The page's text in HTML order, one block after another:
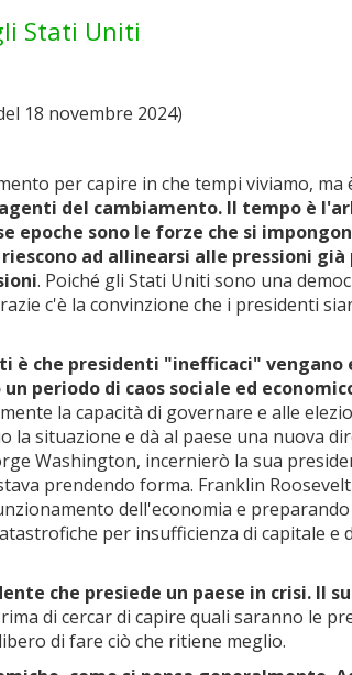
Stati Uniti
18 novembre 2024)
per capire in che tempi viviamo, ma
del cambiamento. Il tempo è
epoche sono le forze che si
ad allinearsi alle pressioni già
. Poiché gli Stati Uniti sono una
c'è la convinzione che i presidenti
è che presidenti "inefficaci"
periodo di caos sociale ed
la capacità di governare e alle
situazione e dà al paese una nuova
Washington, incernierò la sua
prendendo forma. Franklin
dell'economia e preparando
per insufficienza di capitale e
che presiede un paese in crisi. Il
di cercar di capire quali saranno le
di fare ciò che ritiene meglio.